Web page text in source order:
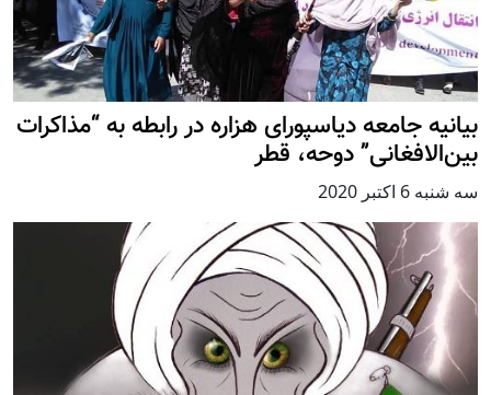
بیانیه جامعه دیاسپورای هزاره در رابطه به “مذاکرات
بین‌الافغانی” دوحه، قطر
سه شنبه 6 اكتبر 2020